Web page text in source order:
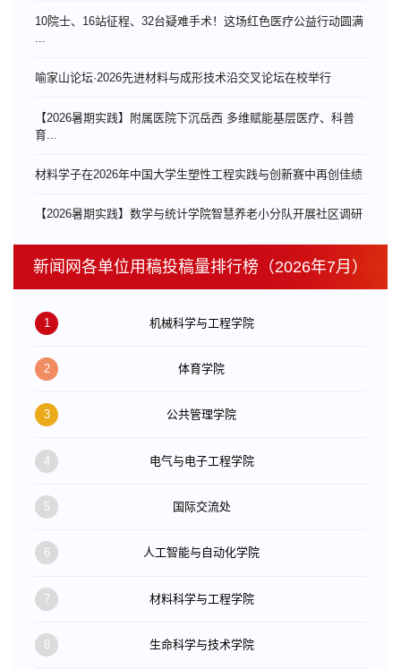
10院士、16站征程、32台疑难手术！这场红色医疗公益行动圆满
喻家山论坛·2026先进材料与成形技术沿交叉论坛在校举行
【2026暑期实践】附属医院下沉岳西 多维赋能基层医疗、科普
育...
材料学子在2026年中国大学生塑性工程实践与创新赛中再创佳绩
【2026暑期实践】数学与统计学院智慧养老小分队开展社区调研
新闻网各单位用稿投稿量排行榜（2026年7月）
1 机械科学与工程学院
2 体育学院
3 公共管理学院
4 电气与电子工程学院
5 国际交流处
6 人工智能与自动化学院
7 材料科学与工程学院
8 生命科学与技术学院